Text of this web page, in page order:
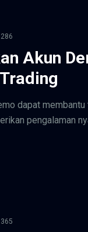
286
Akun
dapat
pengalaman
365